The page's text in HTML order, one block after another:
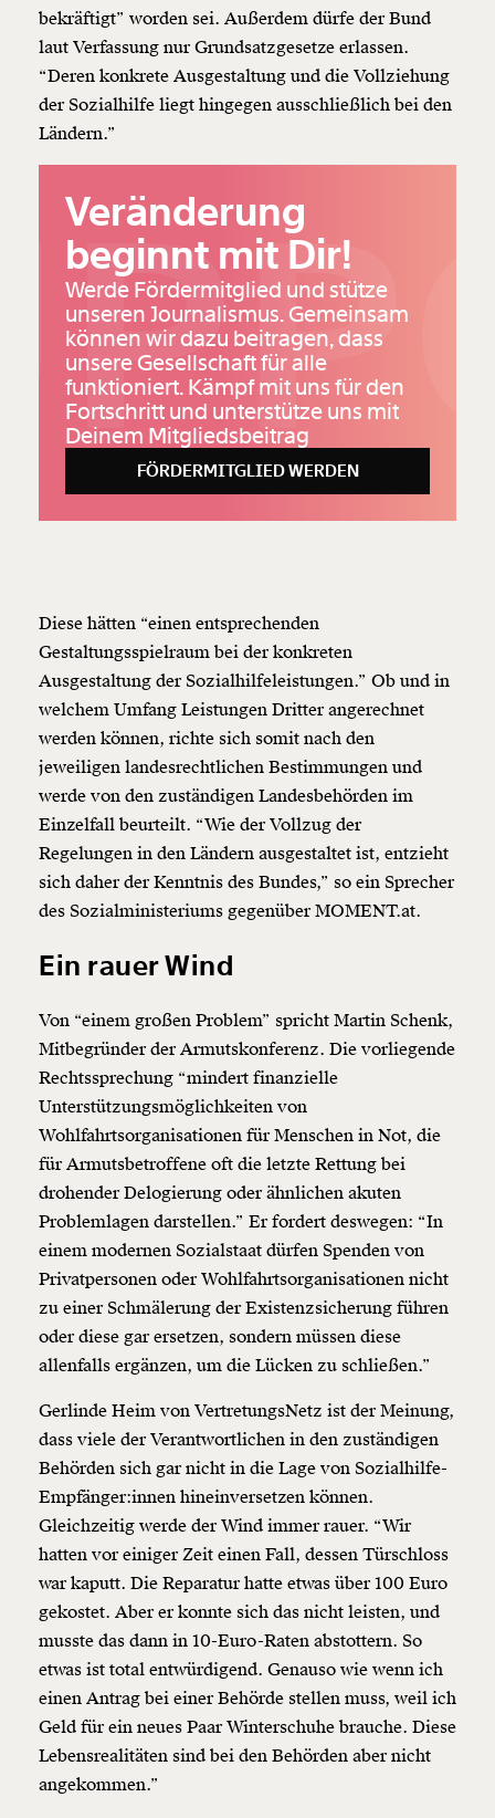
bekräftigt” worden sei. Außerdem dürfe der Bund
laut Verfassung nur Grundsatzgesetze erlassen.
“Deren konkrete Ausgestaltung und die Vollziehung
der Sozialhilfe liegt hingegen ausschließlich bei den
Ländern.”
Veränderung
beginnt mit Dir!
Werde Fördermitglied und stütze
unseren Journalismus. Gemeinsam
können wir dazu beitragen, dass
unsere Gesellschaft für alle
funktioniert. Kämpf mit uns für den
Fortschritt und unterstütze uns mit
Deinem Mitgliedsbeitrag
FÖRDERMITGLIED WERDEN
Diese hätten “einen entsprechenden
Gestaltungsspielraum bei der konkreten
Ausgestaltung der Sozialhilfeleistungen.” Ob und in
welchem Umfang Leistungen Dritter angerechnet
werden können, richte sich somit nach den
jeweiligen landesrechtlichen Bestimmungen und
werde von den zuständigen Landesbehörden im
Einzelfall beurteilt. “Wie der Vollzug der
Regelungen in den Ländern ausgestaltet ist, entzieht
sich daher der Kenntnis des Bundes,” so ein Sprecher
des Sozialministeriums gegenüber MOMENT.at.
Ein rauer Wind
Von “einem großen Problem” spricht Martin Schenk,
Mitbegründer der Armutskonferenz. Die vorliegende
Rechtssprechung “mindert finanzielle
Unterstützungsmöglichkeiten von
Wohlfahrtsorganisationen für Menschen in Not, die
für Armutsbetroffene oft die letzte Rettung bei
drohender Delogierung oder ähnlichen akuten
Problemlagen darstellen.” Er fordert deswegen: “In
einem modernen Sozialstaat dürfen Spenden von
Privatpersonen oder Wohlfahrtsorganisationen nicht
zu einer Schmälerung der Existenzsicherung führen
oder diese gar ersetzen, sondern müssen diese
allenfalls ergänzen, um die Lücken zu schließen.”
Gerlinde Heim von VertretungsNetz ist der Meinung,
dass viele der Verantwortlichen in den zuständigen
Behörden sich gar nicht in die Lage von Sozialhilfe-
Empfänger:innen hineinversetzen können.
Gleichzeitig werde der Wind immer rauer. “Wir
hatten vor einiger Zeit einen Fall, dessen Türschloss
war kaputt. Die Reparatur hatte etwas über 100 Euro
gekostet. Aber er konnte sich das nicht leisten, und
musste das dann in 10-Euro-Raten abstottern. So
etwas ist total entwürdigend. Genauso wie wenn ich
einen Antrag bei einer Behörde stellen muss, weil ich
Geld für ein neues Paar Winterschuhe brauche. Diese
Lebensrealitäten sind bei den Behörden aber nicht
angekommen.”